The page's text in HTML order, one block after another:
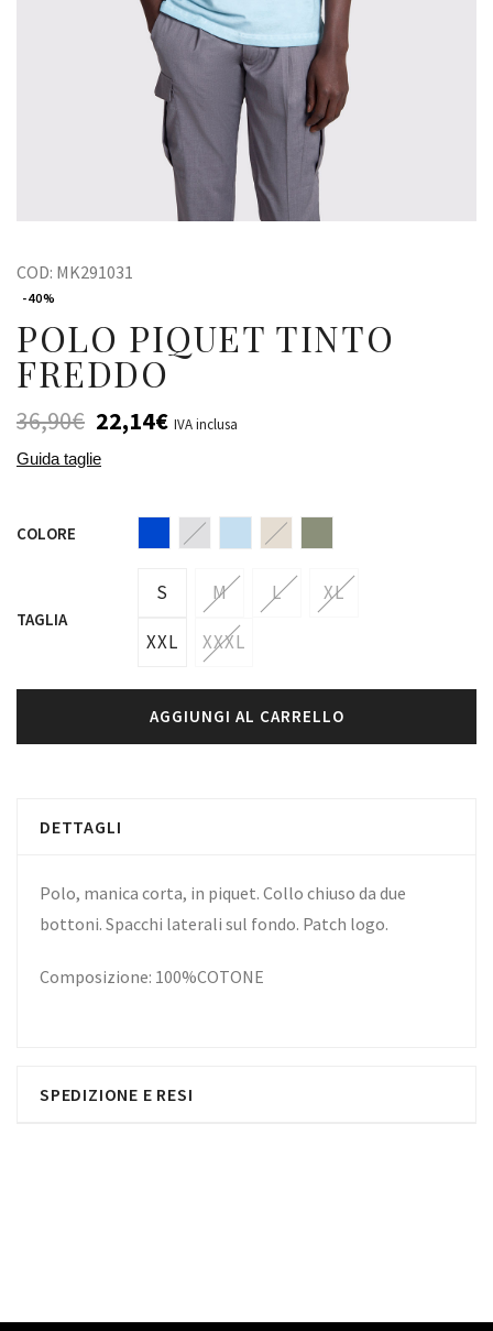
COD: MK291031
-40%
POLO PIQUET TINTO
FREDDO
36,90€ 22,14€ IVA inclusa
Guida taglie
COLORE
TAGLIA
S M L XL
XXL XXXL
AGGIUNGI AL CARRELLO
DETTAGLI
Polo, manica corta, in piquet. Collo chiuso da due
bottoni. Spacchi laterali sul fondo. Patch logo.
Composizione: 100%COTONE
SPEDIZIONE E RESI